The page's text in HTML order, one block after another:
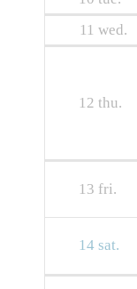
11 wed.
12 thu.
13 fri.
14 sat.